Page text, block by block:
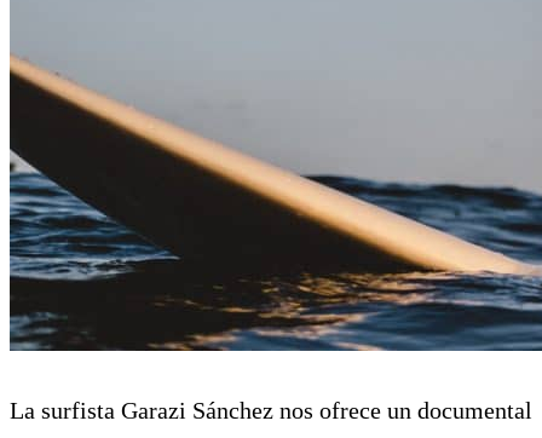
La surfista Garazi Sánchez nos ofrece un documental